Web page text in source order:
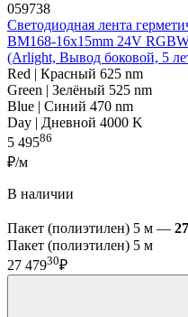
059738
Светодиодная лента
BM168-16x15mm 24V
(Arlight, Вывод боковой, 5
Red | Красный 625 nm
Green | Зелёный 525 nm
Blue | Синий 470 nm
Day | Дневной 4000 K
5 49586
₽/м
В наличии
Пакет (полиэтилен) 5 м —
Пакет (полиэтилен) 5 м
27 47930₽